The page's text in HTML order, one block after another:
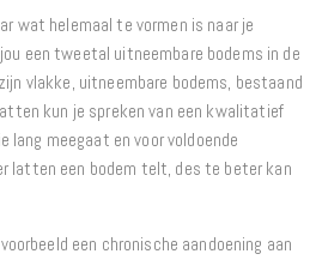
wat helemaal te vormen is naar je
een tweetal uitneembare bodems in de
vlakke, uitneembare bodems, bestaand
kun je spreken van een kwalitatief
lang meegaat en voor voldoende
latten een bodem telt, des te beter kan
een chronische aandoening aan